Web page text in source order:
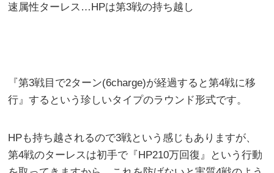
速属性ターレス…HPは第3戦の持ち越し
『第3戦目で2ターン(6charge)が経過すると第4戦に移
行』するという珍しいタイプのラウンド形式です。
HPも持ち越されるので3戦という感じもありますが、
第4戦のターレスは初手で『HP210万回復』という行動